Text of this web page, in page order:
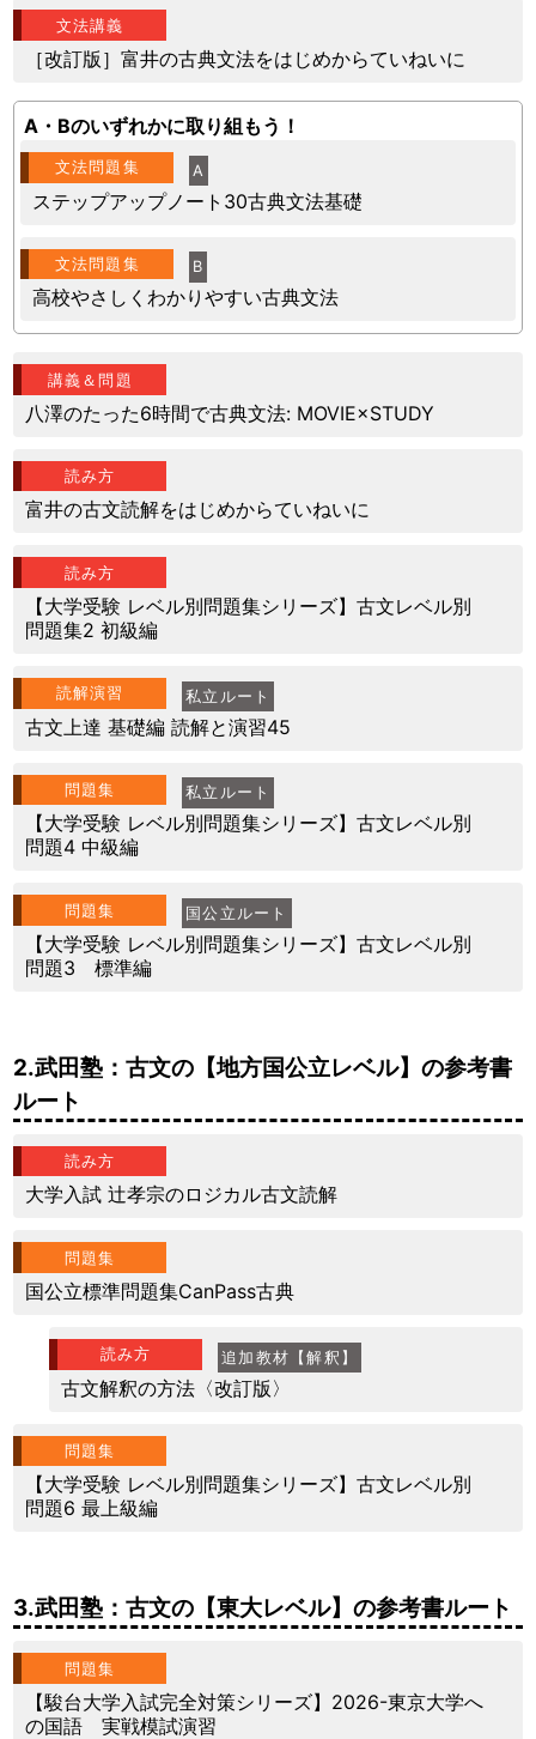
文法講義
［改訂版］富井の古典文法をはじめからていねいに
A・Bのいずれかに取り組もう！
文法問題集 A
ステップアップノート30古典文法基礎
文法問題集 B
高校やさしくわかりやすい古典文法
講義＆問題
八澤のたった6時間で古典文法: MOVIE×STUDY
読み方
富井の古文読解をはじめからていねいに
読み方
【大学受験 レベル別問題集シリーズ】古文レベル別
問題集2 初級編
読解演習 私立ルート
古文上達 基礎編 読解と演習45
問題集 私立ルート
【大学受験 レベル別問題集シリーズ】古文レベル別
問題4 中級編
問題集 国公立ルート
【大学受験 レベル別問題集シリーズ】古文レベル別
問題3 標準編
2.武田塾：古文の【地方国公立レベル】の参考書
ルート
読み方
大学入試 辻孝宗のロジカル古文読解
問題集
国公立標準問題集CanPass古典
読み方 追加教材【解釈】
古文解釈の方法〈改訂版〉
問題集
【大学受験 レベル別問題集シリーズ】古文レベル別
問題6 最上級編
3.武田塾：古文の【東大レベル】の参考書ルート
問題集
【駿台大学入試完全対策シリーズ】2026-東京大学へ
の国語 実戦模試演習